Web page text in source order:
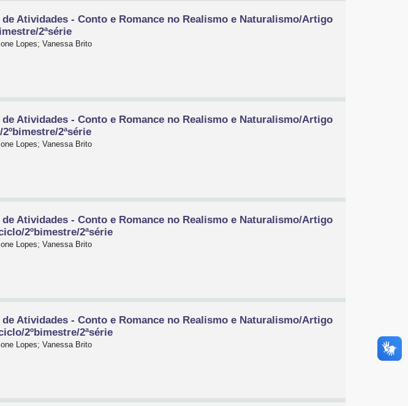
Atividades - Conto e Romance no Realismo e Naturalismo/Artigo
2ªsérie
Lopes; Vanessa Brito
Atividades - Conto e Romance no Realismo e Naturalismo/Artigo
2ªsérie
Lopes; Vanessa Brito
Atividades - Conto e Romance no Realismo e Naturalismo/Artigo
2ºbimestre/2ªsérie
Lopes; Vanessa Brito
Atividades - Conto e Romance no Realismo e Naturalismo/Artigo
2ºbimestre/2ªsérie
Lopes; Vanessa Brito